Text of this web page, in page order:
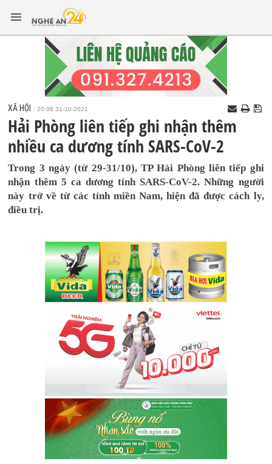
XÃ HỘI 20:06 31-10-2021
Hải Phòng liên tiếp ghi nhận thêm
nhiều ca dương tính SARS-CoV-2
Trong 3 ngày (từ 29-31/10), TP Hải Phòng liên tiếp ghi
nhận thêm 5 ca dương tính SARS-CoV-2. Những người
này trở về từ các tỉnh miền Nam, hiện đã được cách ly,
điều trị.